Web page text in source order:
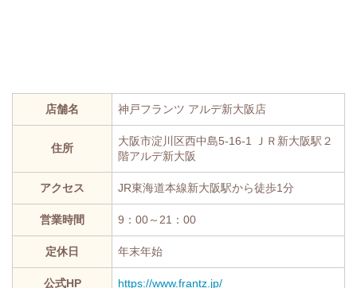
店舗名 神戸フランツ アルデ新大阪店
住所
大阪市淀川区西中島5-16-1 ＪＲ新大阪駅２
階アルデ新大阪
アクセス JR東海道本線新大阪駅から徒歩1分
営業時間 9：00～21：00
定休日 年末年始
公式HP https://www.frantz.jp/